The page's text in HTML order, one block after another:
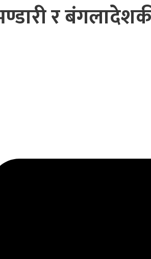
भण्डारी र